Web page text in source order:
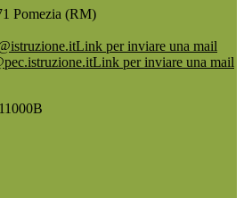
Pomezia (RM)
Link per inviare una mail
Link per inviare una mail